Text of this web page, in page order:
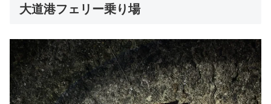
大道港フェリー乗り場